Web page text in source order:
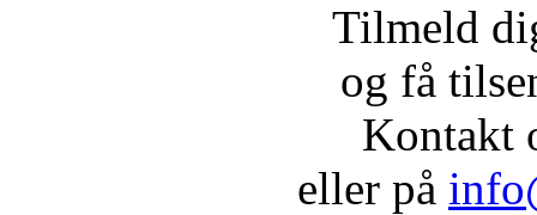
Tilmeld
og få
Kontakt
eller på